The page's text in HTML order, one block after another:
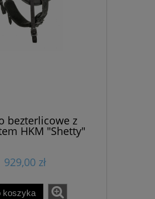
bezterlicowe z
HKM "Shetty"
929,00 zł
koszyka